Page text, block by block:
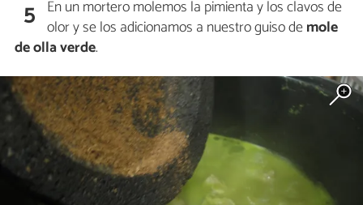
5 En un mortero molemos la pimienta y los clavos de
olor y se los adicionamos a nuestro guiso demole
de olla verde.